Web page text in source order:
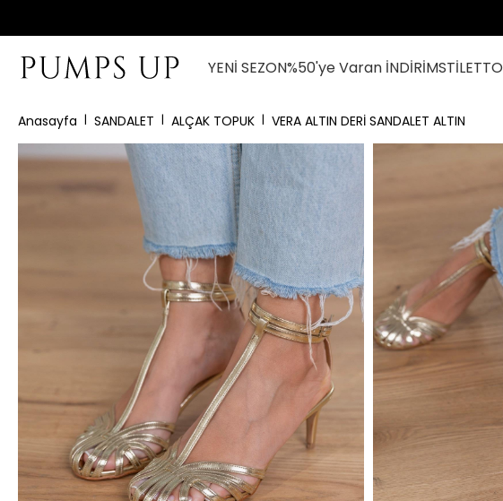
YENİ SEZON%50'ye Varan İNDİRİMSTİLETTO
Anasayfa SANDALET ALÇAK TOPUK VERA ALTIN DERİ SANDALET ALTIN